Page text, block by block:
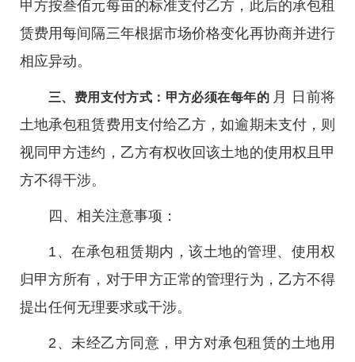
甲方按叁佰元每亩的标准支付乙方，此后的承包租
赁费用每间隔三年根据市场价格变化再协商并进行
相应异动。
三、费用支付方式：甲方必须在每年的 月 日前将
土地承包租赁费用支付给乙方，如逾期未支付，则
视同甲方违约，乙方有权收回该土地的使用权且甲
方不得干涉。
四、相关注意事项：
1、在承包租赁期内，该土地的管理、使用权
归甲方所有，对于甲方正常的管理行为，乙方不得
提出任何无理要求或干涉。
2、未经乙方同意，甲方对承包租赁的土地用